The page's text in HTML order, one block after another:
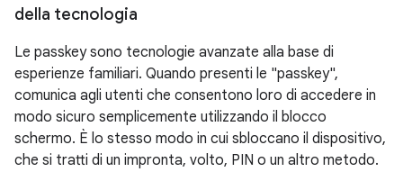
della tecnologia
Le passkey sono tecnologie avanzate alla base di
esperienze familiari. Quando presenti le "passkey",
comunica agli utenti che consentono loro di accedere in
modo sicuro semplicemente utilizzando il blocco
schermo. È lo stesso modo in cui sbloccano il dispositivo,
che si tratti di un impronta, volto, PIN o un altro metodo.